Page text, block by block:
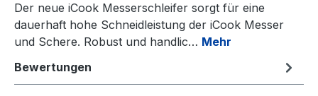
Der neue iCook Messerschleifer sorgt für eine
dauerhaft hohe Schneidleistung der iCook Messer
und Schere. Robust und handlic… Mehr
Bewertungen